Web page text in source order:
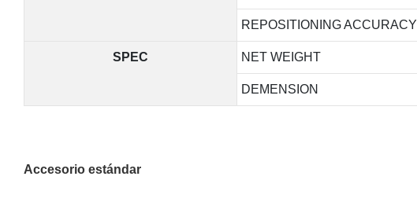
REPOSITIONING ACCURACY
SPEC NET WEIGHT
DEMENSION
Accesorio estándar